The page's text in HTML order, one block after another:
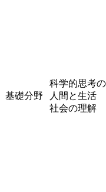
基礎分野
科学的思考
人間と生活
社会の理解